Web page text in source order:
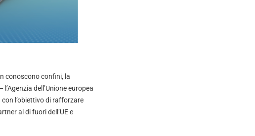
conoscono confini, la
dell’Unione europea
l’obiettivo di rafforzare
al di fuori dell’UE e